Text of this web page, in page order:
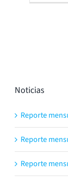
Noticias
Reporte
Reporte
Reporte